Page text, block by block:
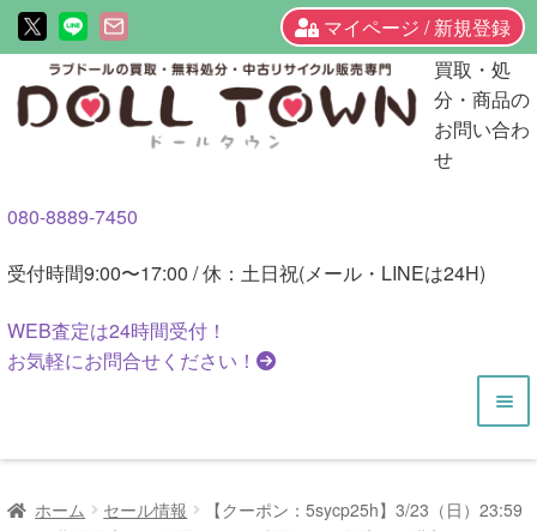
マイページ / 新規登録
ビ
ゲ
ョ
へ
キ
ッ
ン
テ
へ
キ
プ
買取・処
分・商品の
お問い合わ
せ
080-8889-7450
受付時間9:00〜17:00 / 休：土日祝(メール・LINEは24H)
WEB査定は24時間受付！
お気軽にお問合せください！
HOME
商品一覧
ホーム セール情報
【クーポン：5sycp25h】3/23（日）23:59